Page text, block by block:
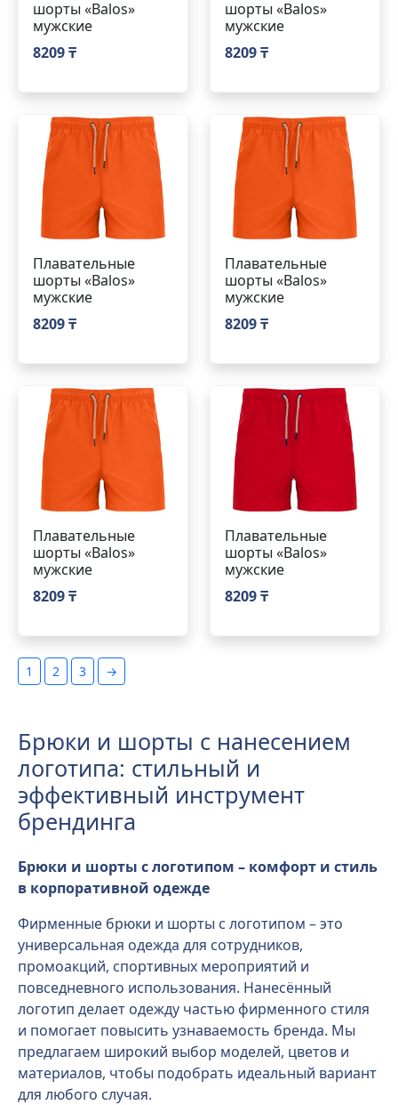
шорты «Balos»
мужские
8209 ₸
шорты «Balos»
мужские
8209 ₸
Плавательные
шорты «Balos»
мужские
8209 ₸
Плавательные
шорты «Balos»
мужские
8209 ₸
Плавательные
шорты «Balos»
мужские
8209 ₸
Плавательные
шорты «Balos»
мужские
8209 ₸
1 2 3 →
Брюки и шорты с нанесением
логотипа: стильный и
эффективный инструмент
брендинга
Брюки и шорты с логотипом – комфорт и стиль
в корпоративной одежде
Фирменные брюки и шорты с логотипом – это
универсальная одежда для сотрудников,
промоакций, спортивных мероприятий и
повседневного использования. Нанесённый
логотип делает одежду частью фирменного стиля
и помогает повысить узнаваемость бренда. Мы
предлагаем широкий выбор моделей, цветов и
материалов, чтобы подобрать идеальный вариант
для любого случая.